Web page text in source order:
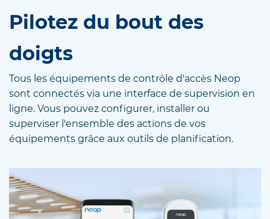
Pilotez du bout des
doigts
Tous les équipements de contrôle d'accès Neop
sont connectés via une interface de supervision en
ligne. Vous pouvez configurer, installer ou
superviser l'ensemble des actions de vos
équipements grâce aux outils de planification.